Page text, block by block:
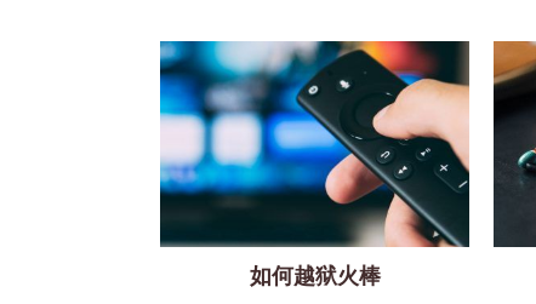
如何越狱火棒